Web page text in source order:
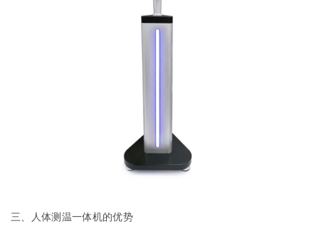
三、人体测温一体机的优势